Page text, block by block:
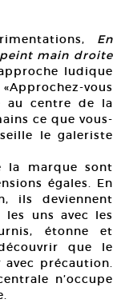
En
main droite
ludique
vous
au centre de la
ce que vous-
le galeriste
la marque sont
égales. En
ils deviennent
les uns avec les
étonne et
que le
précaution.
n’occupe